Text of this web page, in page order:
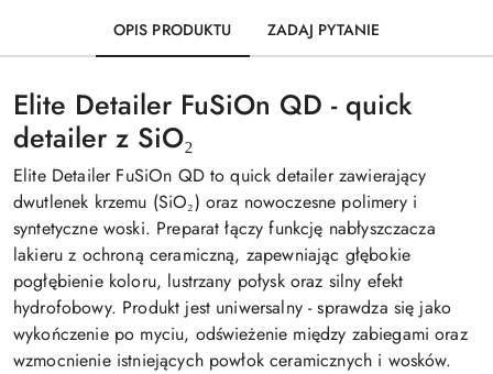
OPIS PRODUKTU ZADAJ PYTANIE
Elite Detailer FuSiOn QD - quick
detailer z SiO₂
Elite Detailer FuSiOn QD to quick detailer zawierający
dwutlenek krzemu (SiO₂) oraz nowoczesne polimery i
syntetyczne woski. Preparat łączy funkcję nabłyszczacza
lakieru z ochroną ceramiczną, zapewniając głębokie
pogłębienie koloru, lustrzany połysk oraz silny efekt
hydrofobowy. Produkt jest uniwersalny - sprawdza się jako
wykończenie po myciu, odświeżenie między zabiegami oraz
wzmocnienie istniejących powłok ceramicznych i wosków.